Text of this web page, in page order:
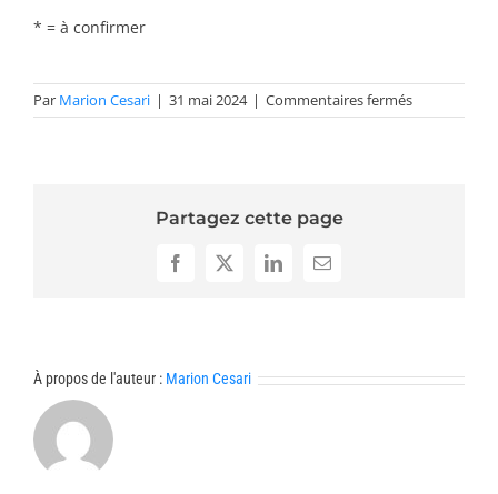
* = à confirmer
Par Marion Cesari | 31 mai 2024 | Commentaires ferméssur
Partagez cette page
Facebook
X LinkedInEmail
À propos de l'auteur : Marion Cesari